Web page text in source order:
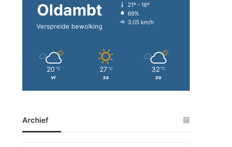
Oldambt
Verspreide bewolking
21º - 16º
69%
3.05 km/h
20 ℃
vr
27 ℃
za
32 ℃
zo
Archief